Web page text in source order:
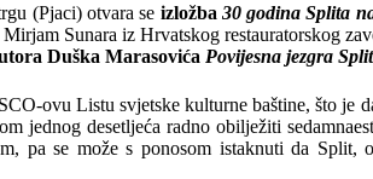
(Pjaci) otvara se izložba 30 godina Splita
Sunara iz Hrvatskog restauratorskog
Duška Marasovića Povijesna jezgra
ovu Listu svjetske kulturne baštine, što
desetljeća radno obilježiti
pa se može s ponosom istaknuti da